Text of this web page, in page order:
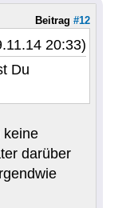
Beitrag #12
20:33)
Du
keine
darüber